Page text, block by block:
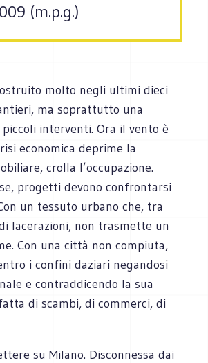
(m.p.g.)
molto negli ultimi dieci
ma soprattutto una
interventi. Ora il vento è
economica deprime la
crolla l’occupazione.
progetti devono confrontarsi
un tessuto urbano che, tra
lacerazioni, non trasmette un
Con una città non compiuta,
i confini daziari negandosi
e contraddicendo la sua
di scambi, di commerci, di
su Milano. Disconnessa dai